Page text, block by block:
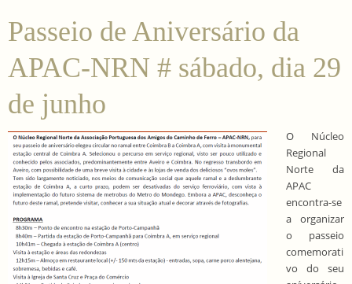
Passeio de Aniversário da
APAC-NRN # sábado, dia 29
de junho
O Núcleo
Regional
Norte da
APAC
encontra-se
a organizar
o passeio
comemorati
vo do seu